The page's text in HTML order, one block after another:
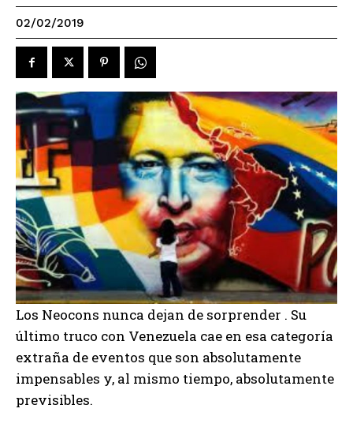
02/02/2019
Los Neocons nunca dejan de sorprender . Su
último truco con Venezuela cae en esa categoría
extraña de eventos que son absolutamente
impensables y, al mismo tiempo, absolutamente
previsibles.